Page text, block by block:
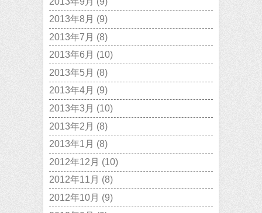
2013年8月 (9)
2013年7月 (8)
2013年6月 (10)
2013年5月 (8)
2013年4月 (9)
2013年3月 (10)
2013年2月 (8)
2013年1月 (8)
2012年12月 (10)
2012年11月 (8)
2012年10月 (9)